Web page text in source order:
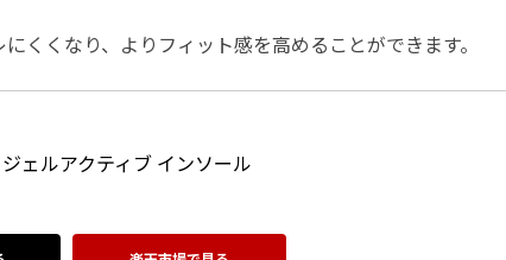
くくなり、よりフィット感を高めることができます。
ェルアクティブ インソール